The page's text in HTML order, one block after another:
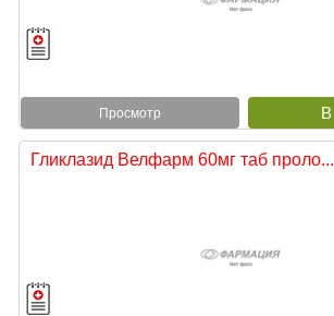
Просмотр
Гликлазид Велфарм 60мг таб проло...